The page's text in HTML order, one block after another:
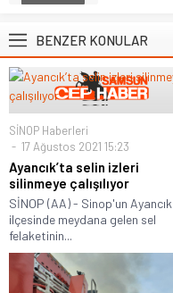
BENZER KONULAR
SİNOP Haberleri
17 Ağustos 2021 15:23
Ayancık’ta selin izleri
silinmeye çalışılıyor
SİNOP (AA) - Sinop'un Ayancık
ilçesinde meydana gelen sel
felaketinin...